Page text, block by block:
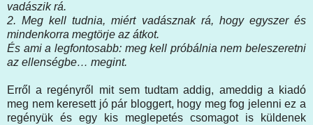
vadászik rá.
2. Meg kell tudnia, miért vadásznak rá, hogy egyszer és
mindenkorra megtörje az átkot.
És ami a legfontosabb: meg kell próbálnia nem beleszeretni
az ellenségbe… megint.
Erről a regényről mit sem tudtam addig, ameddig a kiadó
meg nem keresett jó pár bloggert, hogy meg fog jelenni ez a
regényük és egy kis meglepetés csomagot is küldenek